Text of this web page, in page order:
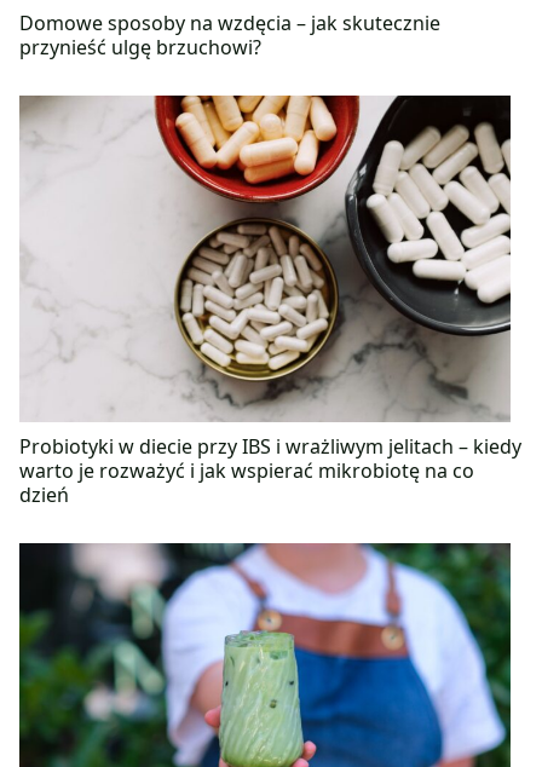
Domowe sposoby na wzdęcia – jak skutecznie
przynieść ulgę brzuchowi?
Probiotyki w diecie przy IBS i wrażliwym jelitach – kiedy
warto je rozważyć i jak wspierać mikrobiotę na co
dzień